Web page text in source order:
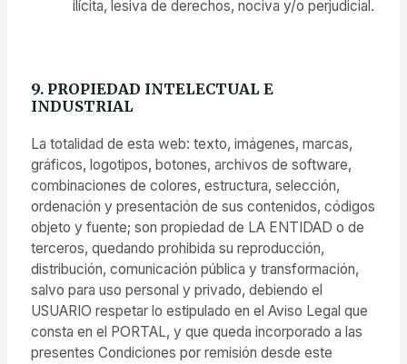
ilícita, lesiva de derechos, nociva y/o perjudicial.
9. PROPIEDAD INTELECTUAL E
INDUSTRIAL
La totalidad de esta web: texto, imágenes, marcas,
gráficos, logotipos, botones, archivos de software,
combinaciones de colores, estructura, selección,
ordenación y presentación de sus contenidos, códigos
objeto y fuente; son propiedad de LA ENTIDAD o de
terceros, quedando prohibida su reproducción,
distribución, comunicación pública y transformación,
salvo para uso personal y privado, debiendo el
USUARIO respetar lo estipulado en el Aviso Legal que
consta en el PORTAL, y que queda incorporado a las
presentes Condiciones por remisión desde este